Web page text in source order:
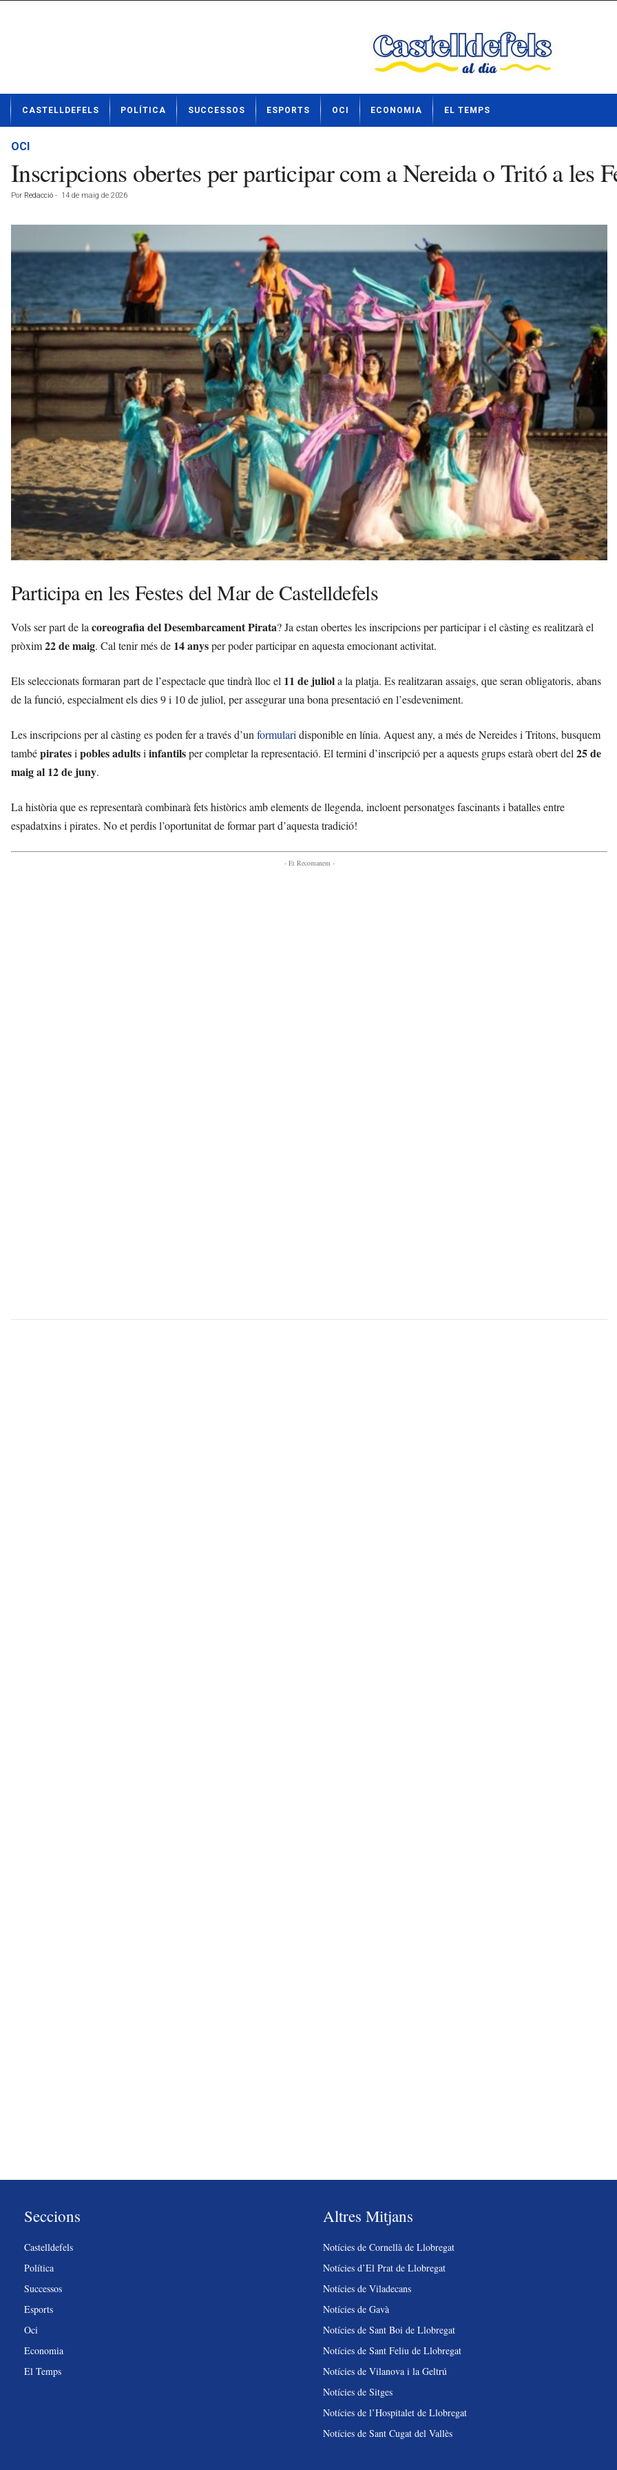
t
CASTELLDEFELS POLÍTICA SUCCESSOS ESPORTS OCI ECONOMIA EL TEMPS
OCI
Inscripcions obertes per participar com a Nereida o Tritó a les
Por Redacció - 14 de maig de 2026
Participa en les Festes del Mar de Castelldefels
Vols ser part de lacoreografia del Desembarcament Pirata? Ja estan obertes les inscripcions per participar i el càsting es realitzarà el
pròxim22 de maig. Cal tenir més de 14 anysper poder participar en aquesta emocionant activitat.
Els seleccionats formaran part de l’espectacle que tindrà lloc el 11 de juliola la platja. Es realitzaran assaigs, que seran obligatoris, abans
de la funció, especialment els dies 9 i 10 de juliol, per assegurar una bona presentació en l’esdeveniment.
Les inscripcions per al càsting es poden fer a través d’unformularidisponible en línia. Aquest any, a més de Nereides i Tritons, busquem
tambépiratesipobles adultsiinfantilsper completar la representació. El termini d’inscripció per a aquests grups estarà obert del25 de
maig al 12 de juny.
La història que es representarà combinarà fets històrics amb elements de llegenda, incloent personatges fascinants i batalles entre
espadatxins i pirates. No et perdis l’oportunitat de formar part d’aquesta tradició!
- Et Recomanem -
Seccions
Castelldefels
Política
Successos
Esports
Oci
Economia
El Temps
Altres Mitjans
Notícies de Cornellà de Llobregat
Notícies d’El Prat de Llobregat
Notícies de Viladecans
Notícies de Gavà
Notícies de Sant Boi de Llobregat
Notícies de Sant Feliu de Llobregat
Notícies de Vilanova i la Geltrú
Notícies de Sitges
Notícies de l’Hospitalet de Llobregat
Notícies de Sant Cugat del Vallès